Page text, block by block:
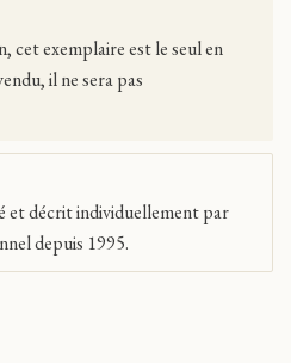
cet exemplaire est le seul en
il ne sera pas
et décrit individuellement par
depuis 1995.